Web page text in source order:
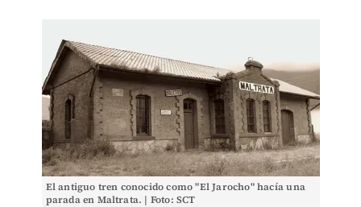
El antiguo tren conocido como "El Jarocho" hacía una
parada en Maltrata. | Foto: SCT